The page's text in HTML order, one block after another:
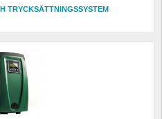
TRYCKSÄTTNINGSSYSTEM